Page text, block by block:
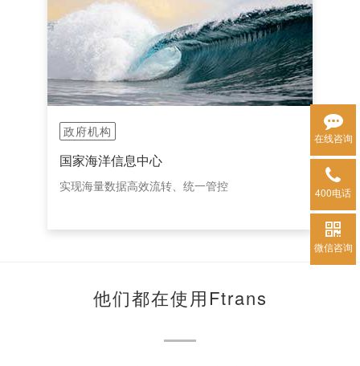
政府机构
国家海洋信息中心
实现海量数据高效流转、统一管控
他们都在使用Ftrans
在线咨询
400电话
微信咨询